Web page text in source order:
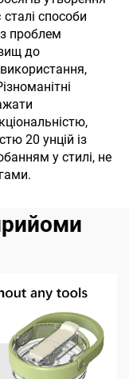
способи
проблем
до
20 унцій із
у стилі, не